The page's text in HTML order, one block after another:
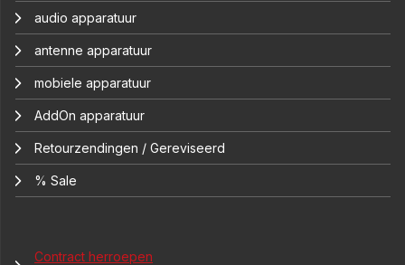
audio apparatuur
antenne apparatuur
mobiele apparatuur
AddOn apparatuur
Retourzendingen / Gereviseerd
% Sale
Contract herroepen